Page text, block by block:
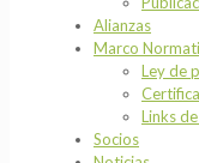
Alianzas
Marco
Ley de
Links
Socios